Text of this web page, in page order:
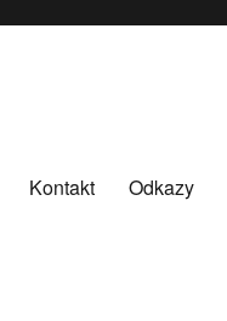
Kontakt Odkazy